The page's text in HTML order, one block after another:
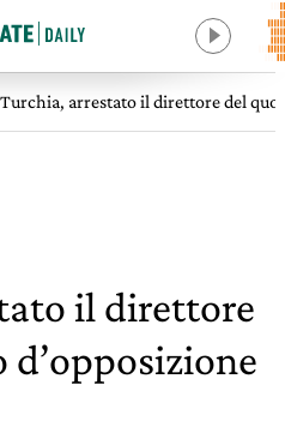
Turchia, arrestato il direttore del
il direttore